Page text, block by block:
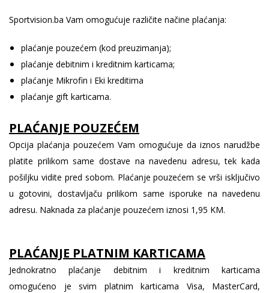
Sportvision.ba Vam omogućuje različite načine plaćanja:
plaćanje pouzećem (kod preuzimanja);
plaćanje debitnim i kreditnim karticama;
plaćanje Mikrofin i Eki kreditima
plaćanje gift karticama.
PLAĆANJE POUZEĆEM
Opcija plaćanja pouzećem Vam omogućuje da iznos narudžbe
platite prilikom same dostave na navedenu adresu, tek kada
pošiljku vidite pred sobom. Plaćanje pouzećem se vrši isključivo
u gotovini, dostavljaču prilikom same isporuke na navedenu
adresu. Naknada za plaćanje pouzećem iznosi 1,95 KM.
PLAĆANJE PLATNIM KARTICAMA
Jednokratno plaćanje debitnim i kreditnim karticama
omogućeno je svim platnim karticama Visa, MasterCard,